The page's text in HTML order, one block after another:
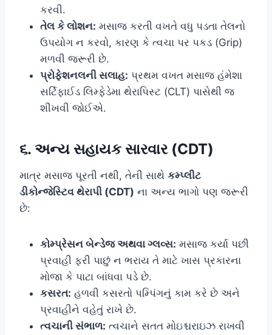
કરવી.
તેલ કે લોશન: મસાજ કરતી વખતે વધુ પડતા તેલનો
ઉપયોગ ન કરવો, કારણ કે ત્વચા પર પકડ (Grip)
મળવી જરૂરી છે.
પ્રોફેશનલની સલાહ: પ્રથમ વખત મસાજ હંમેશા
સર્ટિફાઈડ લિમ્ફેડેમા થેરાપિસ્ટ (CLT) પાસેથી જ
શીખવી જોઈએ.
૬. અન્ય સહાયક સારવાર (CDT)
માત્ર મસાજ પૂરતી નથી, તેની સાથે કમ્પ્લીટ
ડીકોન્જેસ્ટિવ થેરાપી (CDT) ના અન્ય ભાગો પણ જરૂરી
છે:
કોમ્પ્રેસન બેન્ડેજ અથવા ગ્લવ્સ: મસાજ કર્યા પછી
પ્રવાહી ફરી પાછું ન ભરાય તે માટે ખાસ પ્રકારના
મોજા કે પાટા બાંધવા પડે છે.
કસરત: હળવી કસરતો પમ્પિંગનું કામ કરે છે અને
પ્રવાહીને વહેતું રાખે છે.
ત્વચાની સંભાળ: ત્વચાને સતત મોઇશ્ચરાઇઝ રાખવી